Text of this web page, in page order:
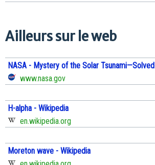
Ailleurs sur le web
NASA - Mystery of the Solar Tsunami—Solved
www.nasa.gov
H-alpha - Wikipedia
en.wikipedia.org
Moreton wave - Wikipedia